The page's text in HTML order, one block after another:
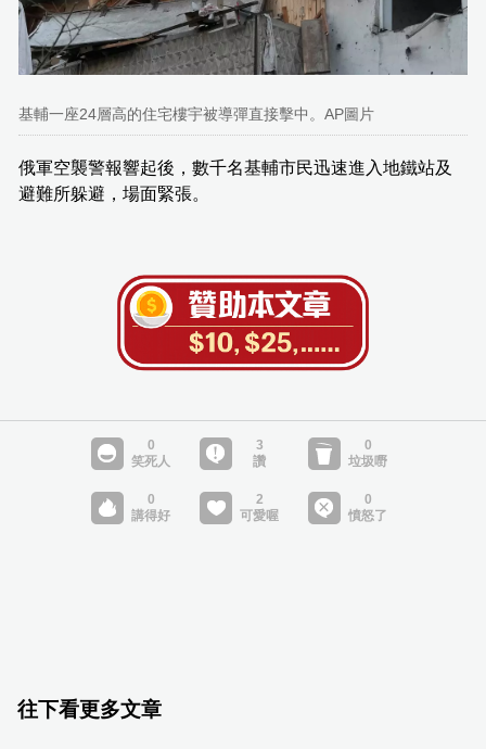
基輔一座24層高的住宅樓宇被導彈直接擊中。AP圖片
俄軍空襲警報響起後，數千名基輔市民迅速進入地鐵站及
避難所躲避，場面緊張。
往下看更多文章